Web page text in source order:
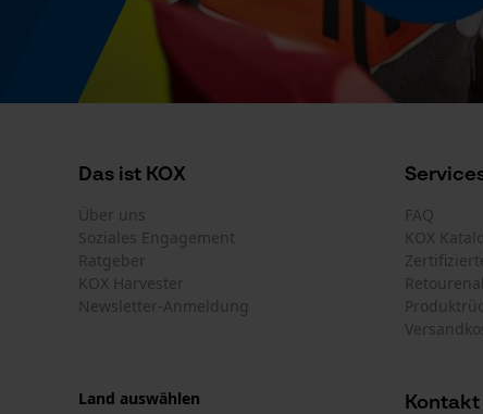
Das ist KOX
Über uns
Soziales Engagement
Ratgeber
KOX Harvester
Newsletter-Anmeldung
FAQ
KOX
Kontakt
Land auswählen